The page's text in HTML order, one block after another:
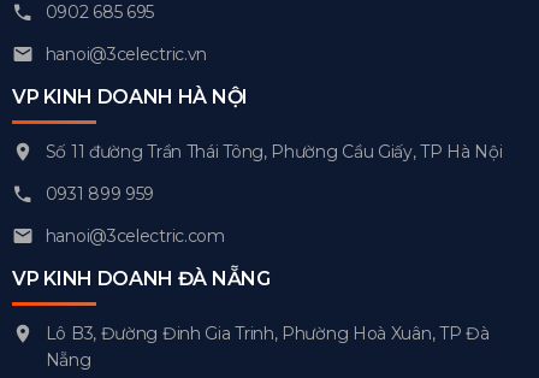
0902 685 695
hanoi@3celectric.vn
VP KINH DOANH HÀ NỘI
Số 11 đường Trần Thái Tông, Phường Cầu Giấy, TP Hà Nội
0931 899 959
hanoi@3celectric.com
VP KINH DOANH ĐÀ NẴNG
Lô B3, Đường Đinh Gia Trinh, Phường Hoà Xuân, TP Đà
Nẵng